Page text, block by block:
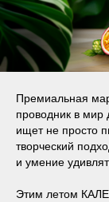
Премиальная
проводник в мир
ищет не просто
творческий
и умение
Этим летом